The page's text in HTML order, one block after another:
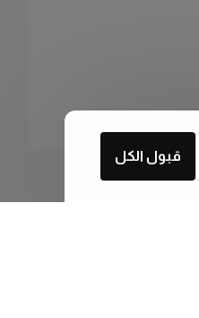
قبول الكل